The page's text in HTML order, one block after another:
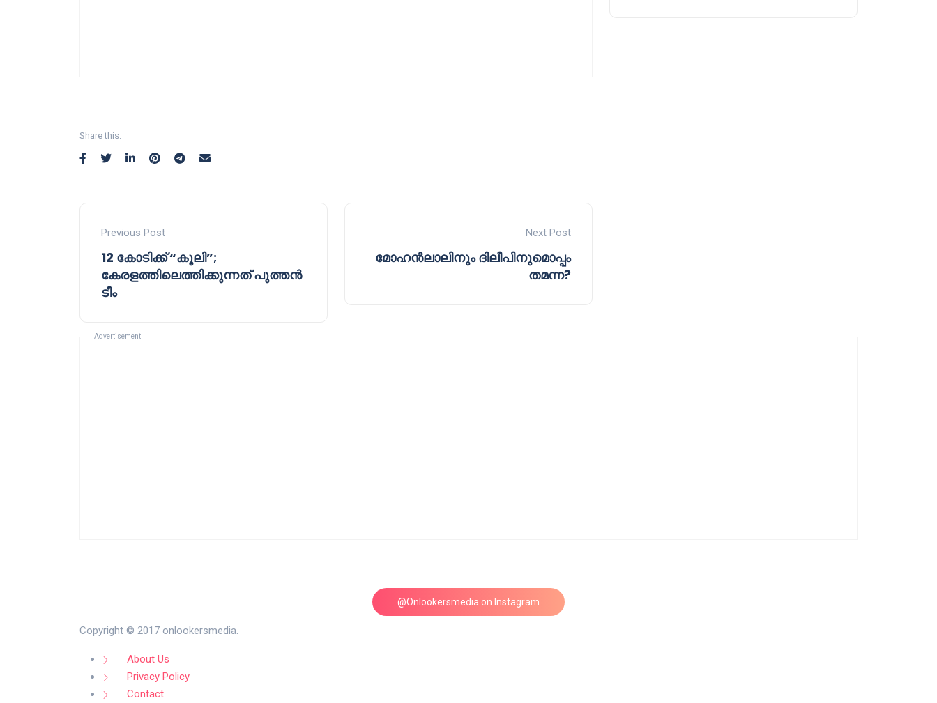
Share this:
Previous Post
12 കോടിക്ക് “കൂലി”;
കേരളത്തിലെത്തിക്കുന്നത് പുത്തൻ
ടീം
Next Post
മോഹൻലാലിനും ദിലീപിനുമൊപ്പം
തമന്ന?
Advertisement
@Onlookersmedia on Instagram
Follow on Instagram
Copyright © 2017 onlookersmedia.
About Us
Privacy Policy
Contact